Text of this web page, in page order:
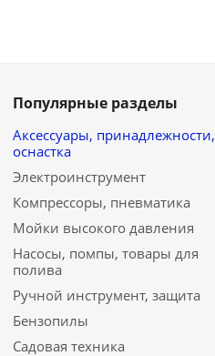
Популярные разделы
Аксессуары, принадлежности,
оснастка
Электроинструмент
Компрессоры, пневматика
Мойки высокого давления
Насосы, помпы, товары для
полива
Ручной инструмент, защита
Бензопилы
Садовая техника